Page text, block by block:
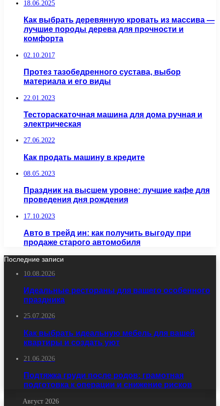
18.06.2025
Как выбрать деревянную кровать из массива —
лучшие породы дерева для прочности и
комфорта
02.10.2017
Протез тазобедренного сустава, выбор
материала и его виды
22.01.2023
Тестораскаточная машина для дома ручная и
электрическая
27.06.2022
Как продать машину в кредите
08.05.2023
Праздник на высшем уровне: лучшие кафе для
проведения дня рождения
17.10.2023
Авто в трейд ин: как получить выгоду при
продаже старого автомобиля
Последние записи
10.08.2026
Идеальные рестораны для вашего особенного
праздника
25.07.2026
Как выбрать идеальную мебель для вашей
квартиры и создать уют
21.06.2026
Подтяжка груди после родов: грамотная
подготовка к операции и снижение рисков
Август 2026